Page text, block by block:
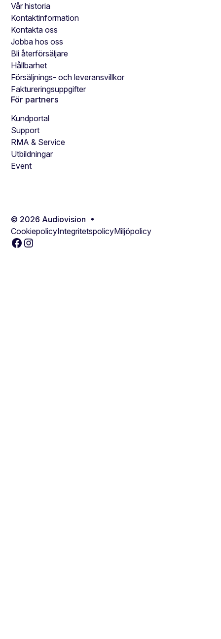
Vår historia
Kontaktinformation
Kontakta oss
Jobba hos oss
Bli återförsäljare
Hållbarhet
Försäljnings- och leveransvillkor
Faktureringsuppgifter
För partners
Kundportal
Support
RMA & Service
Utbildningar
Event
© 2026 Audiovision
CookiepolicyIntegritetspolicyMiljöpolicy
Facebook
Instagram